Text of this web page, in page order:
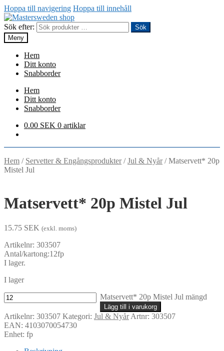
Hoppa till navigering Hoppa till innehåll
Sök efter:
Sök
Meny
Hem
Ditt konto
Snabborder
Hem
Ditt konto
Snabborder
0.00 SEK 0 artiklar
Hem / Servetter & Engångsprodukter/Jul & Nyår/Matservett* 20p
Mistel Jul
Matservett* 20p Mistel Jul
15.75 SEK (exkl. moms)
Artikelnr: 303507
Antal/kartong:12fp
I lager.
I lager
Matservett* 20p Mistel Jul mängd
Lägg till i varukorg
Artikelnr: 303507 Kategori: Jul & NyårArtnr: 303507
EAN: 4103070054730
Enhet: fp